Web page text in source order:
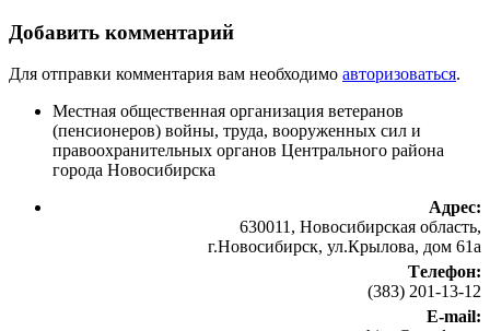
Добавить комментарий
Для отправки комментария вам необходимо авторизоваться.
Местная общественная организация ветеранов
(пенсионеров) войны, труда, вооруженных сил и
правоохранительных органов Центрального района
города Новосибирска
Адрес:
630011, Новосибирская область,
г.Новосибирск, ул.Крылова, дом 61а
Tелефон:
(383) 201-13-12
E-mail: